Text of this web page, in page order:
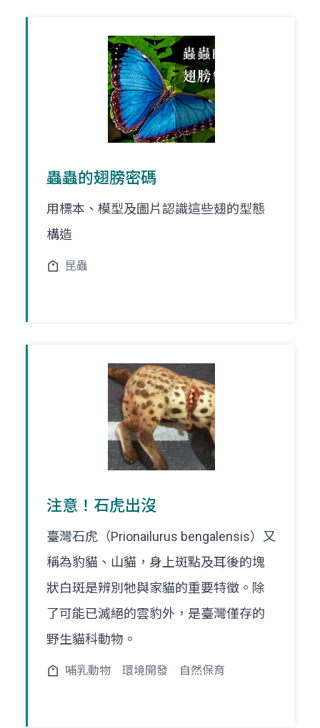
蟲蟲的翅膀密碼
用標本、模型及圖片認識這些翅的型態
構造
昆蟲
注意！石虎出沒
臺灣石虎（Prionailurus bengalensis）又
稱為豹貓、山貓，身上斑點及耳後的塊
狀白斑是辨別牠與家貓的重要特徵。除
了可能已滅絕的雲豹外，是臺灣僅存的
野生貓科動物。
哺乳動物 環境開發 自然保育